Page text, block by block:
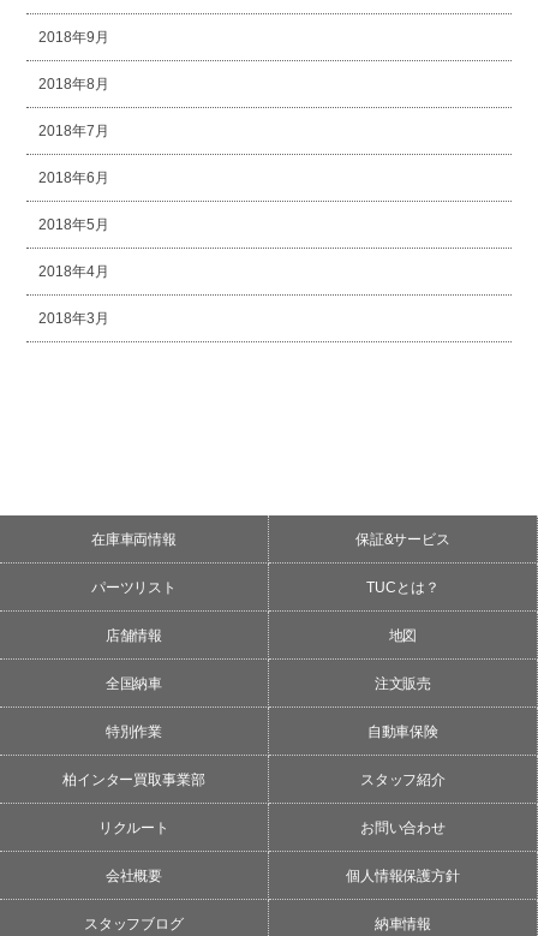
2018年9月
2018年8月
2018年7月
2018年6月
2018年5月
2018年4月
2018年3月
在庫車両情報 保証&サービス
パーツリスト TUCとは？
店舗情報 地図
全国納車 注文販売
特別作業 自動車保険
柏インター買取事業部 スタッフ紹介
リクルート お問い合わせ
会社概要 個人情報保護方針
スタッフブログ 納車情報